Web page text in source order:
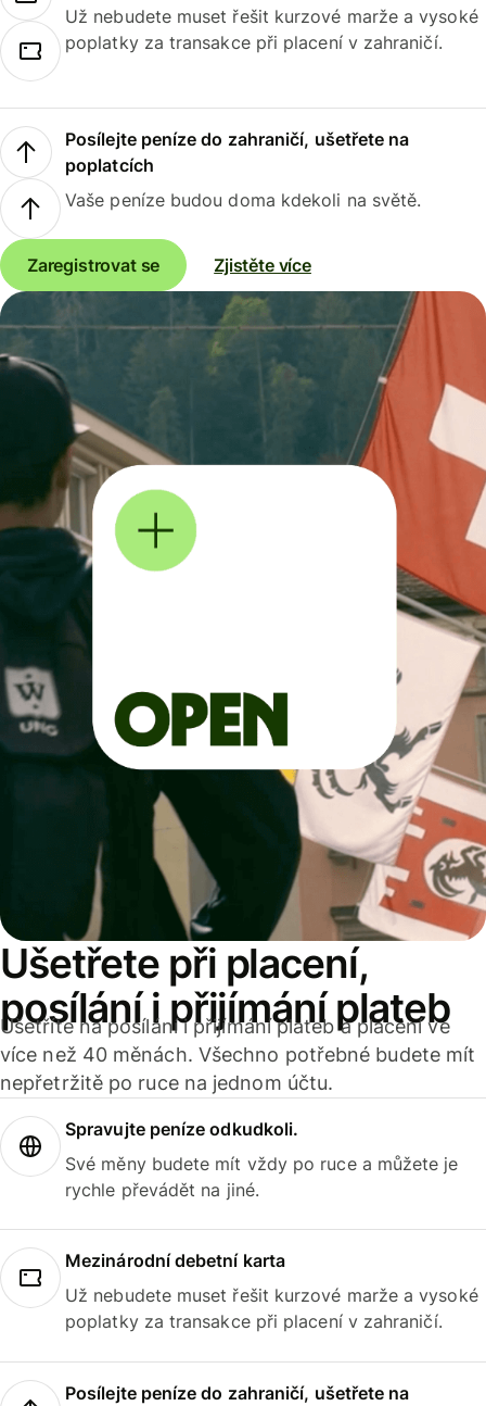
Už nebudete muset řešit kurzové marže a vysoké
poplatky za transakce při placení v zahraničí.
Posílejte peníze do zahraničí, ušetřete na
poplatcích
Vaše peníze budou doma kdekoli na světě.
Zaregistrovat se Zjistěte více
Ušetřete při placení,
posílání i přijímání plateb
Ušetříte na posílání i přijímání plateb a placení ve
více než 40 měnách. Všechno potřebné budete mít
nepřetržitě po ruce na jednom účtu.
Spravujte peníze odkudkoli.
Své měny budete mít vždy po ruce a můžete je
rychle převádět na jiné.
Mezinárodní debetní karta
Už nebudete muset řešit kurzové marže a vysoké
poplatky za transakce při placení v zahraničí.
Posílejte peníze do zahraničí, ušetřete na